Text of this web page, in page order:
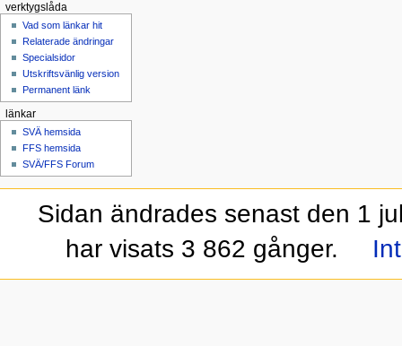
verktygslåda
Vad som länkar hit
Relaterade ändringar
Specialsidor
Utskriftsvänlig version
Permanent länk
länkar
SVÄ hemsida
FFS hemsida
SVÄ/FFS Forum
Sidan ändrades senast den 1
har visats 3 862 gånger.